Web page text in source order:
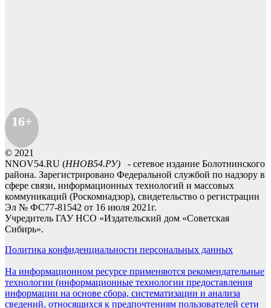
16+
© 2021
NNOV54.RU (ННОВ54.РУ) - сетевое издание Болотнинского
района. Зарегистрировано Федеральной службой по надзору в
сфере связи, информационных технологий и массовых
коммуникаций (Роскомнадзор), свидетельство о регистрации
Эл № ФС77-81542 от 16 июля 2021г.
Учредитель ГАУ НСО «Издательский дом «Советская
Сибирь».
Политика конфиденциальности персональных данных
На информационном ресурсе применяются рекомендательные
технологии (информационные технологии предоставления
информации на основе сбора, систематизации и анализа
сведений, относящихся к предпочтениям пользователей сети